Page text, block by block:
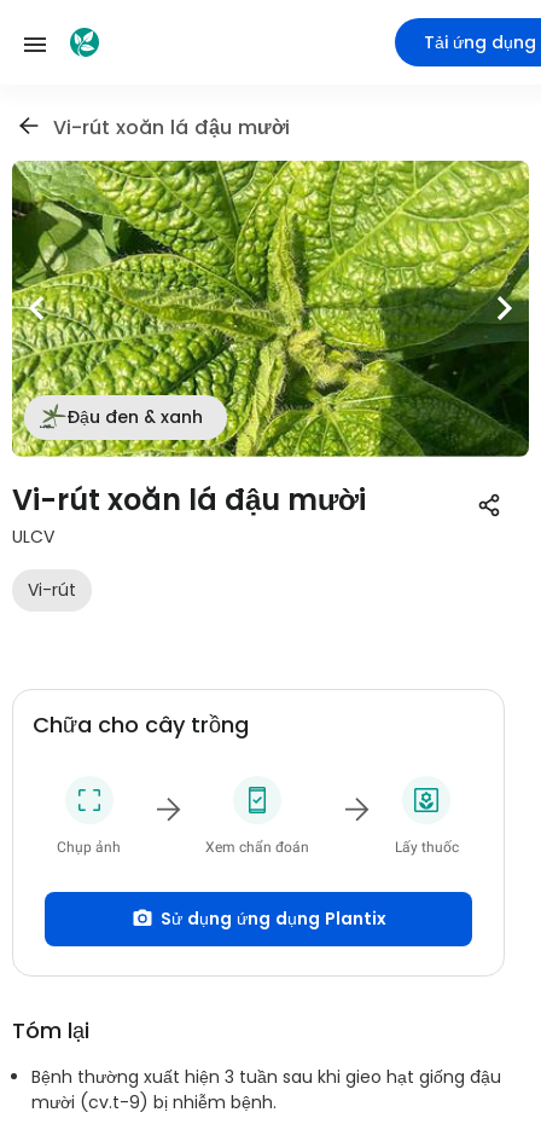
Tải ứng dụng
Vi-rút xoăn lá đậu mười
Đậu đen & xanh
Vi-rút xoăn lá đậu mười
ULCV
Vi-rút
Chữa cho cây trồng
Chụp ảnh Xem chẩn đoán Lấy thuốc
Sử dụng ứng dụng Plantix
Tóm lại
Bệnh thường xuất hiện 3 tuần sau khi gieo hạt giống đậu
mười (cv.t-9) bị nhiễm bệnh.